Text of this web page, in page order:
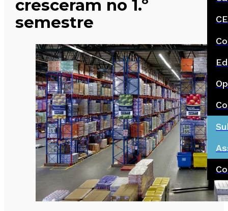
cresceram no 1.º
semestre